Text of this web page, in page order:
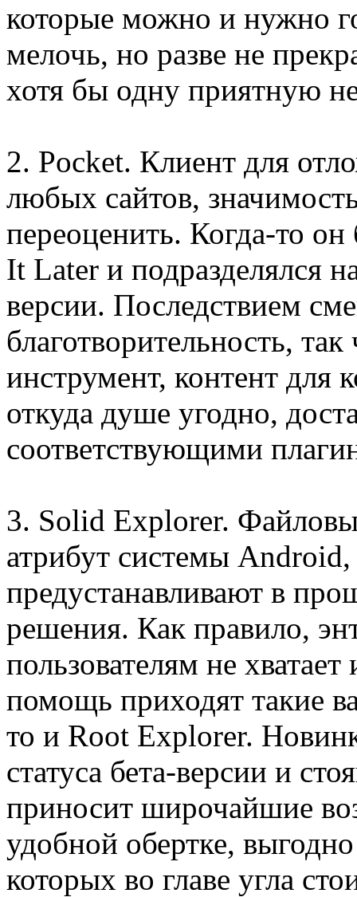
которые можно и нужно
мелочь, но разве не
хотя бы одну приятную
2. Pocket. Клиент для
любых сайтов,
переоценить. Когда-то
It Later и подразделялся
версии. Последствием
благотворительность,
инструмент, контент для
откуда душе угодно,
соответствующими
3. Solid Explorer.
атрибут системы
предустанавливают в
решения. Как правило,
пользователям не
помощь приходят такие
то и Root Explorer.
статуса бета-версии и
приносит широчайшие
удобной обертке,
которых во главе угла